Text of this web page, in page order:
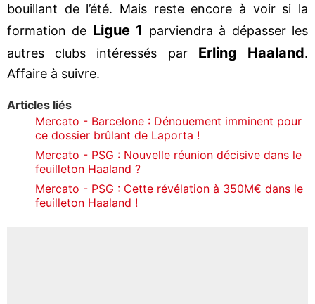
bouillant de l’été. Mais reste encore à voir si la
formation de Ligue 1 parviendra à dépasser les
autres clubs intéressés par Erling Haaland.
Affaire à suivre.
Articles liés
Mercato - Barcelone : Dénouement imminent pour
ce dossier brûlant de Laporta !
Mercato - PSG : Nouvelle réunion décisive dans le
feuilleton Haaland ?
Mercato - PSG : Cette révélation à 350M€ dans le
feuilleton Haaland !